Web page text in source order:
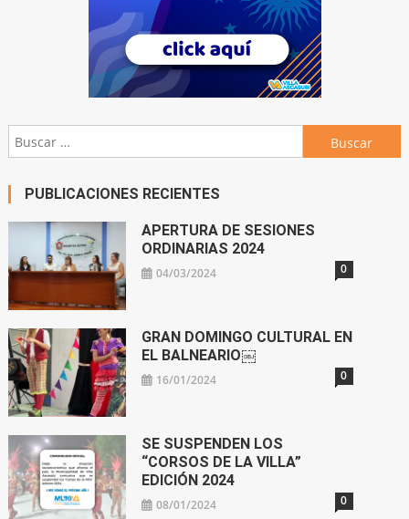
Buscar:
PUBLICACIONES RECIENTES
APERTURA DE SESIONES
ORDINARIAS 2024
04/03/2024 0
GRAN DOMINGO CULTURAL EN
EL BALNEARIO￼
16/01/2024 0
SE SUSPENDEN LOS
“CORSOS DE LA VILLA”
EDICIÓN 2024
08/01/2024 0